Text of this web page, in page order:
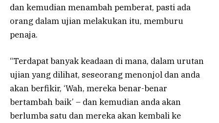
dan kemudian menambah pemberat, pasti ada
orang dalam ujian melakukan itu, memburu
penaja.
“Terdapat banyak keadaan di mana, dalam urutan
ujian yang dilihat, seseorang menonjol dan anda
akan berfikir, ‘Wah, mereka benar-benar
bertambah baik’ – dan kemudian anda akan
berlumba satu dan mereka akan kembali ke